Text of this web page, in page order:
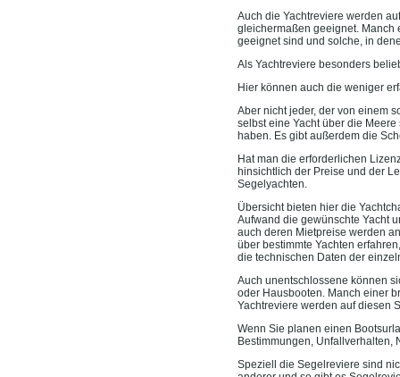
Auch die Yachtreviere werden
gleichermaßen geeignet. Manch
geeignet sind und solche, in
Als Yachtreviere besonders
Hier können auch die weniger
Aber nicht jeder, der von einem
selbst eine Yacht über die
haben. Es gibt außerdem die
Hat man die erforderlichen
hinsichtlich der Preise und der
Segelyachten.
Übersicht bieten hier die
Aufwand die gewünschte Yacht
auch deren Mietpreise werden
über bestimmte Yachten
die technischen Daten der
Auch unentschlossene können
oder Hausbooten. Manch einer
Yachtreviere werden auf diesen
Wenn Sie planen einen
Bestimmungen, Unfallverhalten,
Speziell die Segelreviere sind